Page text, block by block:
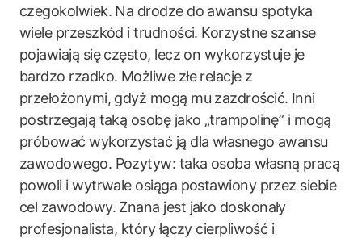
czegokolwiek. Na drodze do awansu spotyka
wiele przeszkód i trudności. Korzystne szanse
pojawiają się często, lecz on wykorzystuje je
bardzo rzadko. Możliwe złe relacje z
przełożonymi, gdyż mogą mu zazdrościć. Inni
postrzegają taką osobę jako „trampolinę” i mogą
próbować wykorzystać ją dla własnego awansu
zawodowego. Pozytyw: taka osoba własną pracą
powoli i wytrwale osiąga postawiony przez siebie
cel zawodowy. Znana jest jako doskonały
profesjonalista, który łączy cierpliwość i